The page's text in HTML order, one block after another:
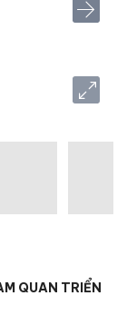
QUAN TRIỂN